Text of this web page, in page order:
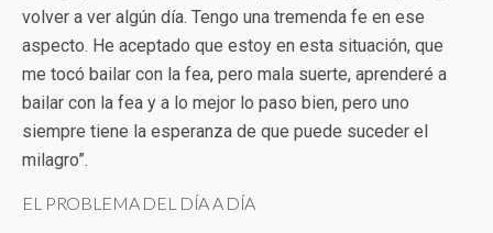
volver a ver algún día. Tengo una tremenda fe en ese
aspecto. He aceptado que estoy en esta situación, que
me tocó bailar con la fea, pero mala suerte, aprenderé a
bailar con la fea y a lo mejor lo paso bien, pero uno
siempre tiene la esperanza de que puede suceder el
milagro”.
EL PROBLEMA DEL DÍA A DÍA